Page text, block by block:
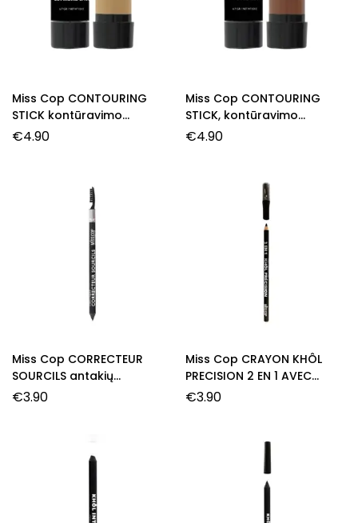
Miss Cop CONTOURING
STICK kontūravimo
pieštukas, 01 – Lumière, 6,7
€4.90
Miss Cop CONTOURING
STICK, kontūravimo
pieštukas, 02- Ombre, 6,7
€4.90
Miss Cop CORRECTEUR
SOURCILS antakių
pieštukas, 02- Taupe, 1,0 g.
€3.90
Miss Cop CRAYON KHÔL
PRECISION 2 EN 1 AVEC
TAILLE CRAYON akių
€3.90